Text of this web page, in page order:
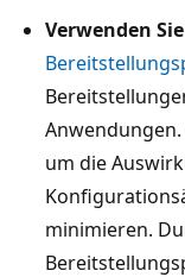
Verwenden
um die
minimieren.